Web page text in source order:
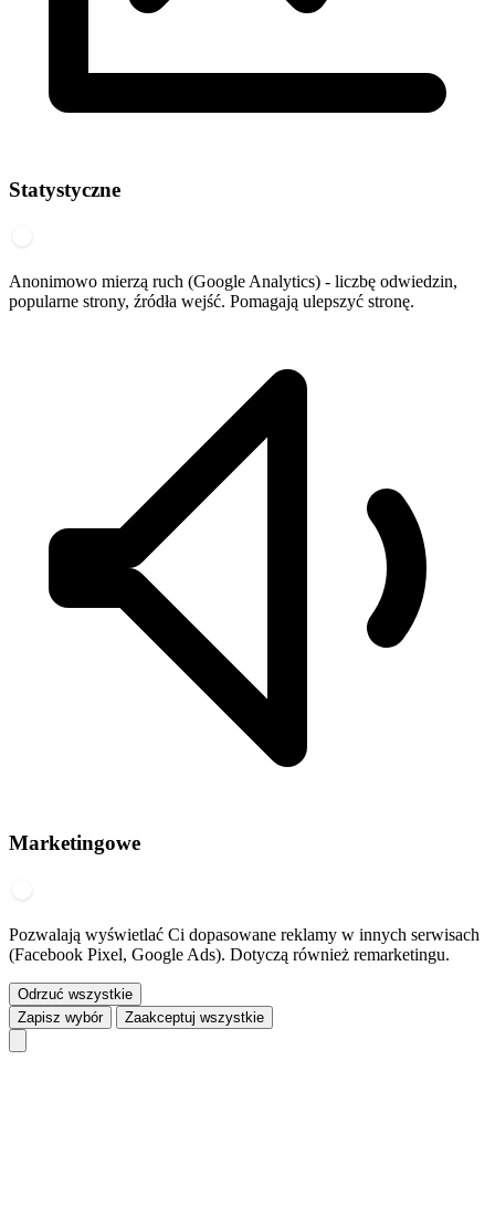
Statystyczne
Anonimowo mierzą ruch (Google Analytics) - liczbę odwiedzin,
popularne strony, źródła wejść. Pomagają ulepszyć stronę.
Marketingowe
Pozwalają wyświetlać Ci dopasowane reklamy w innych serwisach
(Facebook Pixel, Google Ads). Dotyczą również remarketingu.
Odrzuć wszystkie
Zapisz wybór
Zaakceptuj wszystkie